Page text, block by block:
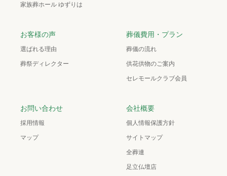
家族葬ホール ゆずりは
お客様の声
選ばれる理由
葬祭ディレクター
葬儀費用・プラン
葬儀の流れ
供花供物のご案内
セレモールクラブ会員
お問い合わせ
採用情報
マップ
会社概要
個人情報保護方針
サイトマップ
全葬連
足立仏壇店